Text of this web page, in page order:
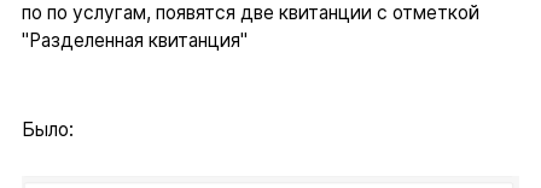
по по услугам, появятся две квитанции с отметкой
"Разделенная квитанция"
Было: